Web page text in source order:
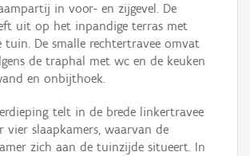
in voor- en zijgevel. De
uit op het inpandige terras met
De smalle rechtertravee omvat
de traphal met wc en de keuken
en onbijthoek.
telt in de brede linkertravee
vier slaapkamers, waarvan de
zich aan de tuinzijde situeert. In